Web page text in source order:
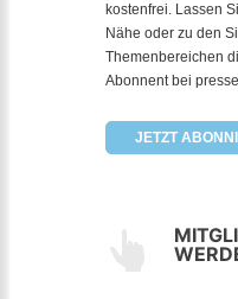
kostenfrei. Lassen
Nähe oder zu den
Themenbereichen
Abonnent bei
JETZT